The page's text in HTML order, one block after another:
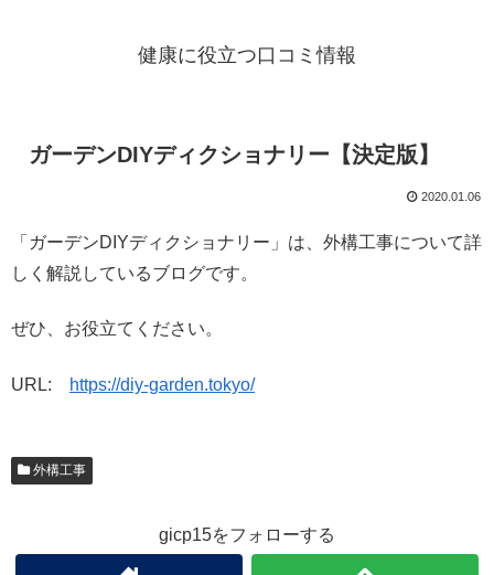
健康に役立つ口コミ情報
ガーデンDIYディクショナリー【決定版】
2020.01.06
「ガーデンDIYディクショナリー」は、外構工事について詳
しく解説しているブログです。
ぜひ、お役立てください。
URL: https://diy-garden.tokyo/
外構工事
gicp15をフォローする